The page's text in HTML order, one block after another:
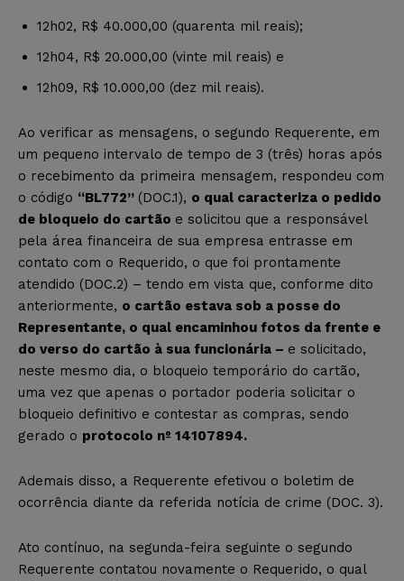
12h02, R$ 40.000,00 (quarenta mil reais);
12h04, R$ 20.000,00 (vinte mil reais) e
12h09, R$ 10.000,00 (dez mil reais).
Ao verificar as mensagens, o segundo Requerente, em
um pequeno intervalo de tempo de 3 (três) horas após
o recebimento da primeira mensagem, respondeu com
o código “BL772” (DOC.1), o qual caracteriza o pedido
de bloqueio do cartão e solicitou que a responsável
pela área financeira de sua empresa entrasse em
contato com o Requerido, o que foi prontamente
atendido (DOC.2) – tendo em vista que, conforme dito
anteriormente, o cartão estava sob a posse do
Representante, o qual encaminhou fotos da frente e
do verso do cartão à sua funcionária – e solicitado,
neste mesmo dia, o bloqueio temporário do cartão,
uma vez que apenas o portador poderia solicitar o
bloqueio definitivo e contestar as compras, sendo
gerado o protocolo nº 14107894.
Ademais disso, a Requerente efetivou o boletim de
ocorrência diante da referida notícia de crime (DOC. 3).
Ato contínuo, na segunda-feira seguinte o segundo
Requerente contatou novamente o Requerido, o qual